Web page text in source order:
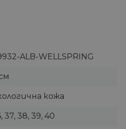
ALB-WELLSPRING
кожа
37, 38, 39, 40